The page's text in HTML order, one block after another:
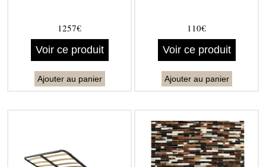
1257€
Voir ce produit
Ajouter au panier
110€
Voir ce produit
Ajouter au panier